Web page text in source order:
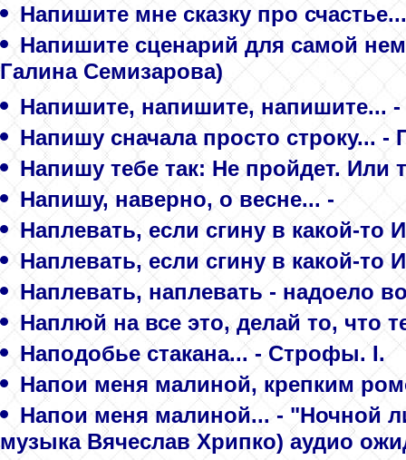
Напишите мне сказку про
Напишите сценарий для самой
Галина Семизарова)
Напишите, напишите, напишите...
Напишу сначала просто строку... -
Напишу тебе так: Не пройдет. Или
Напишу, наверно, о весне... -
Наплевать, если сгину в какой-то
Наплевать, если сгину в какой-то
Наплевать, наплевать - надоело
Наплюй на все это, делай то, что
Наподобье стакана... - Строфы. I.
Напои меня малиной, крепким
Напои меня малиной... - "Ночной
музыка Вячеслав Хрипко) аудио